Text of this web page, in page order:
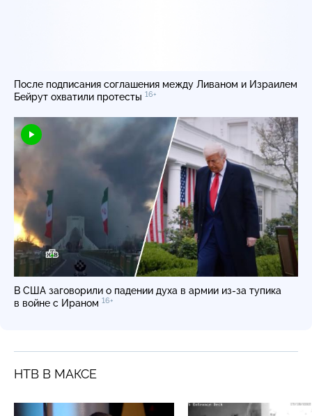
После подписания соглашения между Ливаном и Израилем
Бейрут охватили протесты 16+
В США заговорили о падении духа в армии из-за тупика
в войне с Ираном 16+
НТВ В МАКСЕ